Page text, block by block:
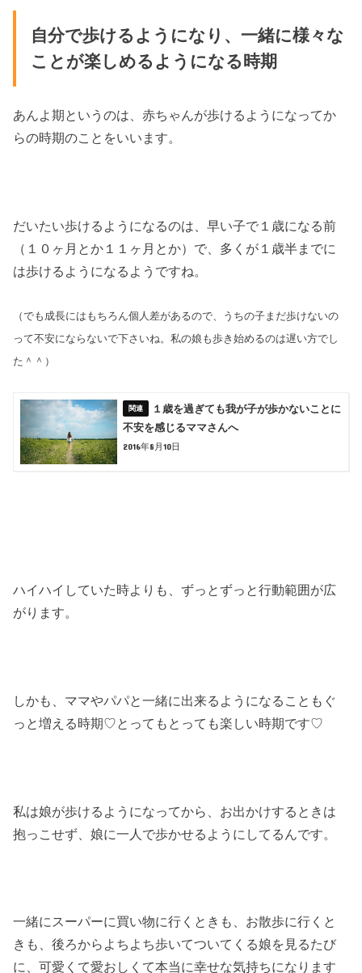
自分で歩けるようになり、一緒に様々な
ことが楽しめるようになる時期
あんよ期というのは、赤ちゃんが歩けるようになってか
らの時期のことをいいます。
だいたい歩けるようになるのは、早い子で１歳になる前
（１０ヶ月とか１１ヶ月とか）で、多くが１歳半までに
は歩けるようになるようですね。
（でも成長にはもちろん個人差があるので、うちの子まだ歩けないの
って不安にならないで下さいね。私の娘も歩き始めるのは遅い方でし
た＾＾）
１歳を過ぎても我が子が歩かないことに
不安を感じるママさんへ
2016年8月10日
ハイハイしていた時よりも、ずっとずっと行動範囲が広
がります。
しかも、ママやパパと一緒に出来るようになることもぐ
っと増える時期♡とってもとっても楽しい時期です♡
私は娘が歩けるようになってから、お出かけするときは
抱っこせず、娘に一人で歩かせるようにしてるんです。
一緒にスーパーに買い物に行くときも、お散歩に行くと
きも、後ろからよちよち歩いてついてくる娘を見るたび
に、可愛くて愛おしくて本当に幸せな気持ちになります